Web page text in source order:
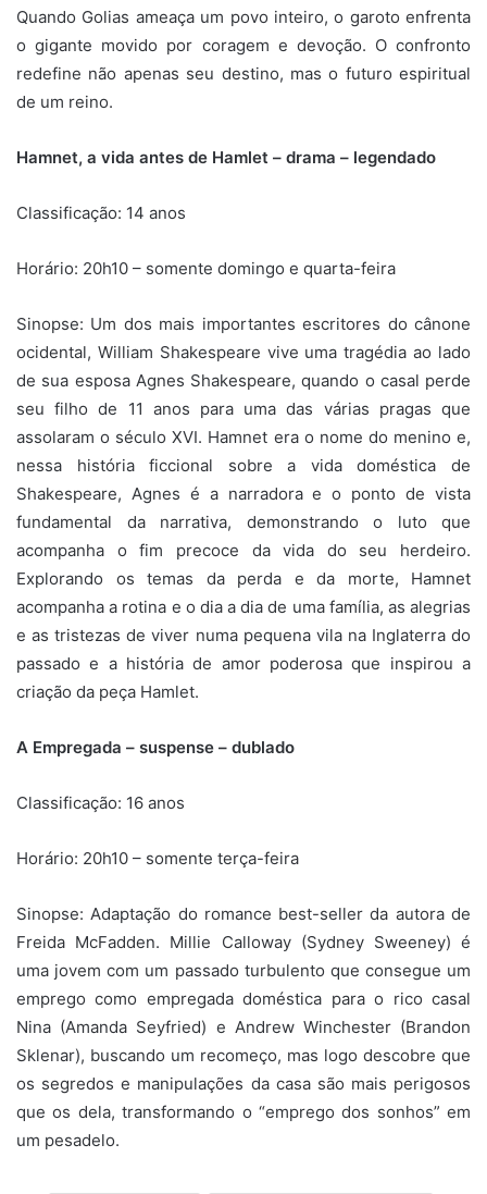
Quando Golias ameaça um povo inteiro, o garoto enfrenta
o gigante movido por coragem e devoção. O confronto
redefine não apenas seu destino, mas o futuro espiritual
de um reino.
Hamnet, a vida antes de Hamlet – drama – legendado
Classificação: 14 anos
Horário: 20h10 – somente domingo e quarta-feira
Sinopse: Um dos mais importantes escritores do cânone
ocidental, William Shakespeare vive uma tragédia ao lado
de sua esposa Agnes Shakespeare, quando o casal perde
seu filho de 11 anos para uma das várias pragas que
assolaram o século XVI. Hamnet era o nome do menino e,
nessa história ficcional sobre a vida doméstica de
Shakespeare, Agnes é a narradora e o ponto de vista
fundamental da narrativa, demonstrando o luto que
acompanha o fim precoce da vida do seu herdeiro.
Explorando os temas da perda e da morte, Hamnet
acompanha a rotina e o dia a dia de uma família, as alegrias
e as tristezas de viver numa pequena vila na Inglaterra do
passado e a história de amor poderosa que inspirou a
criação da peça Hamlet.
A Empregada – suspense – dublado
Classificação: 16 anos
Horário: 20h10 – somente terça-feira
Sinopse: Adaptação do romance best-seller da autora de
Freida McFadden. Millie Calloway (Sydney Sweeney) é
uma jovem com um passado turbulento que consegue um
emprego como empregada doméstica para o rico casal
Nina (Amanda Seyfried) e Andrew Winchester (Brandon
Sklenar), buscando um recomeço, mas logo descobre que
os segredos e manipulações da casa são mais perigosos
que os dela, transformando o “emprego dos sonhos” em
um pesadelo.